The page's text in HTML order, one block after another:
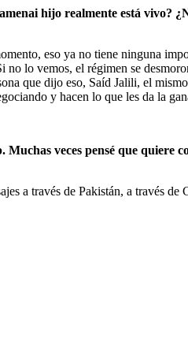
hijo realmente está vivo?
eso ya no tiene ninguna
lo vemos, el régimen se
que dijo eso, Saíd Jalili, el
y hacen lo que les da la
veces pensé que
a través de Pakistán, a través